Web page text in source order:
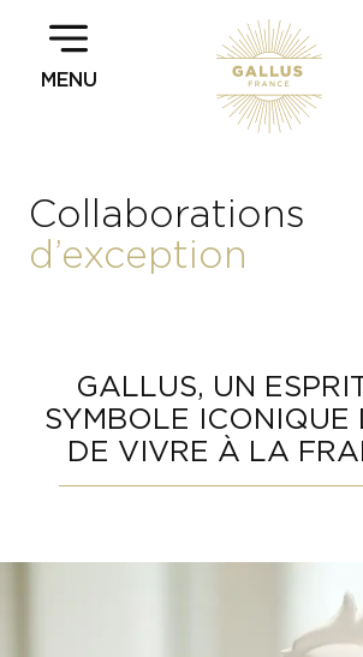
MENU
Collaborations
d’exception
GALLUS, UN
SYMBOLE ICONIQUE
DE VIVRE À LA